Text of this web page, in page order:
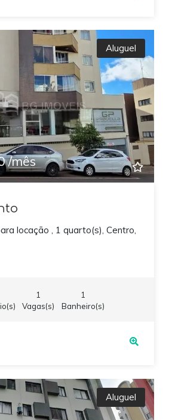
Aluguel
/mês
locação , 1 quarto(s), Centro,
1
Vagas(s)
1
Banheiro(s)
Aluguel